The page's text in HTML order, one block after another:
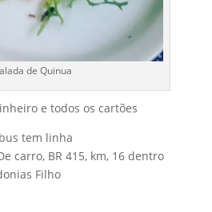
de Quinua
e todos os cartões
tem linha
carro, BR 415, km, 16 dentro
Filho